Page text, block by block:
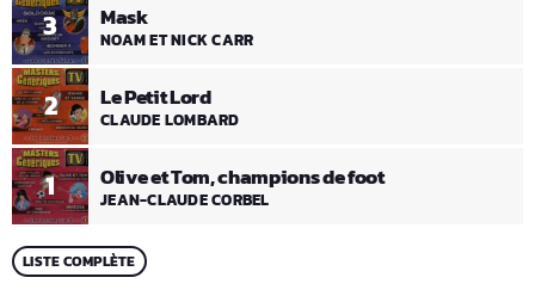
1 Olive et Tom, champions de foot
JEAN-CLAUDE CORBEL
2 Le Petit Lord
CLAUDE LOMBARD
3 Mask
NOAM ET NICK CARR
LISTE COMPLÈTE